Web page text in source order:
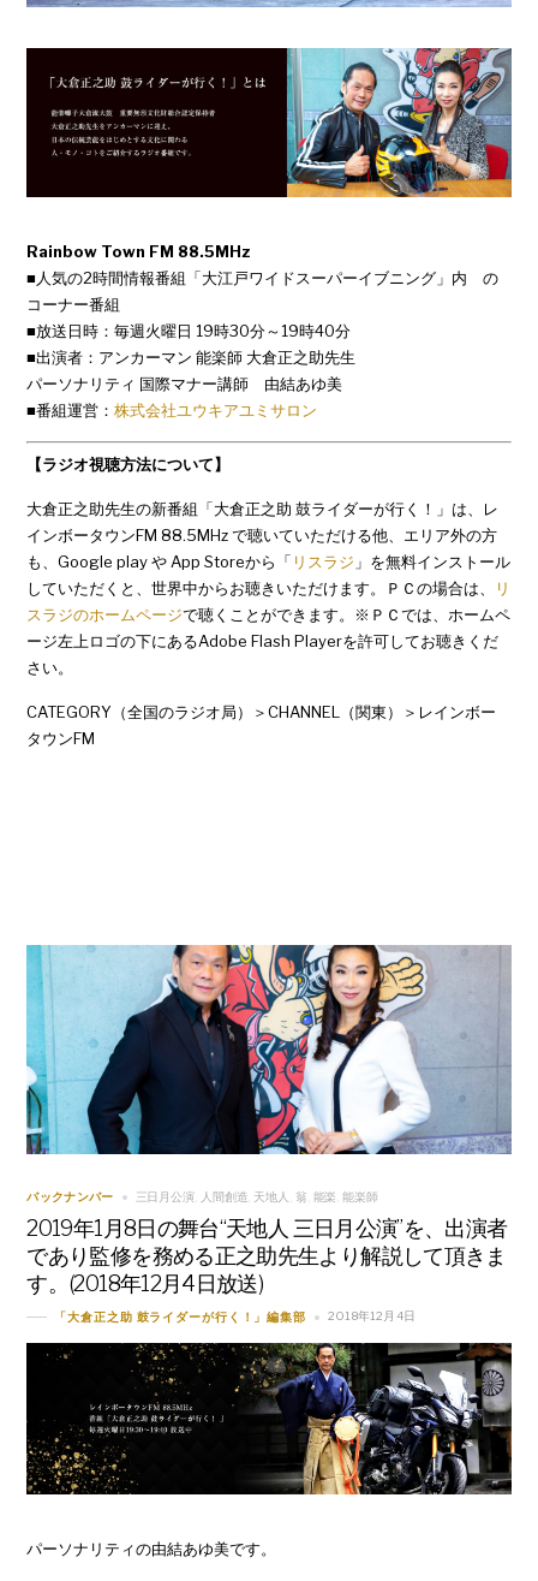
Rainbow Town FM 88.5MHz
■人気の2時間情報番組「大江戸ワイドスーパーイブニング」内 の
コーナー番組
■放送日時：毎週火曜日 19時30分～19時40分
■出演者：アンカーマン 能楽師 大倉正之助先生
パーソナリティ 国際マナー講師 由結あゆ美
■番組運営：株式会社ユウキアユミサロン
【ラジオ視聴方法について】
大倉正之助先生の新番組「大倉正之助 鼓ライダーが行く！」は、レ
インボータウンFM 88.5MHz で聴いていただける他、エリア外の方
も、Google play や App Storeから「 リスラジ 」を無料インストール
していただくと、世界中からお聴きいただけます。ＰＣの場合は、
リ
スラジのホームページで聴くことができます。※ＰＣでは、ホームペ
ージ左上ロゴの下にあるAdobe Flash Playerを許可してお聴きくだ
さい。
CATEGORY（全国のラジオ局）＞CHANNEL（関東）＞レインボー
タウンFM
バックナンバー 三日月公演 人間創造 天地人 翁 能楽 能楽師
2019年1月8日の舞台“天地人 三日月公演”を、出演者
であり監修を務める正之助先生より解説して頂きま
す。(2018年12月4日放送)
「大倉正之助 鼓ライダーが行く！」編集部 2018年12月4日
パーソナリティの由結あゆ美です。